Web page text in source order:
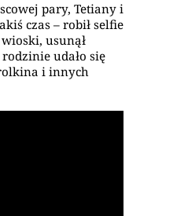
pary, Tetiany i
czas – robił selfie
usunął
udało się
i innych